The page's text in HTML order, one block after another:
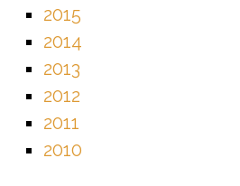
2015
2014
2013
2012
2011
2010